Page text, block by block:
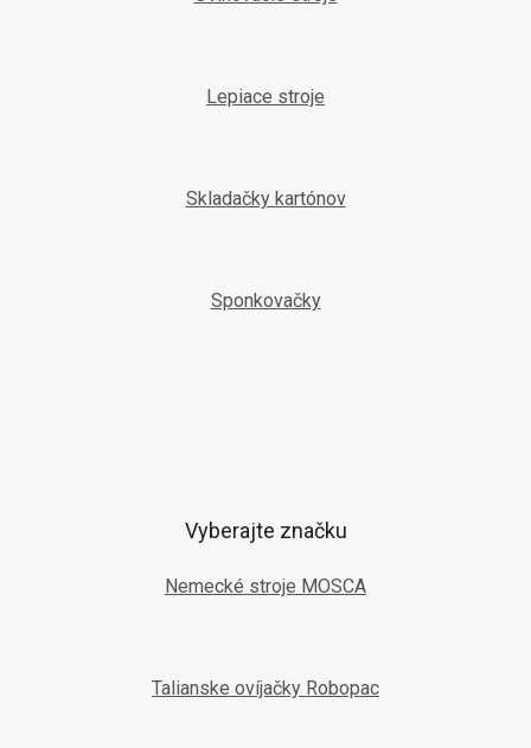
Lepiace stroje
Skladačky kartónov
Sponkovačky
Vyberajte značku
Nemecké stroje MOSCA
Talianske ovíjačky Robopac